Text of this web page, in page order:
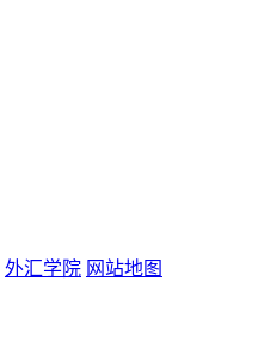
外汇学院 网站地图